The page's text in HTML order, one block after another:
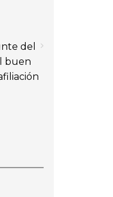
del
buen